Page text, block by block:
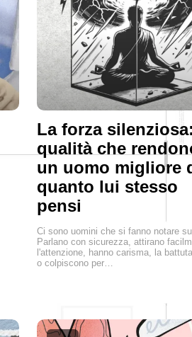
La forza
qualità che
un uomo migliore
quanto lui stesso
pensi
Ci sono uomini che si fanno notare
Parlano con sicurezza, attirano
l'attenzione, hanno carisma, la
o colpiscono per…